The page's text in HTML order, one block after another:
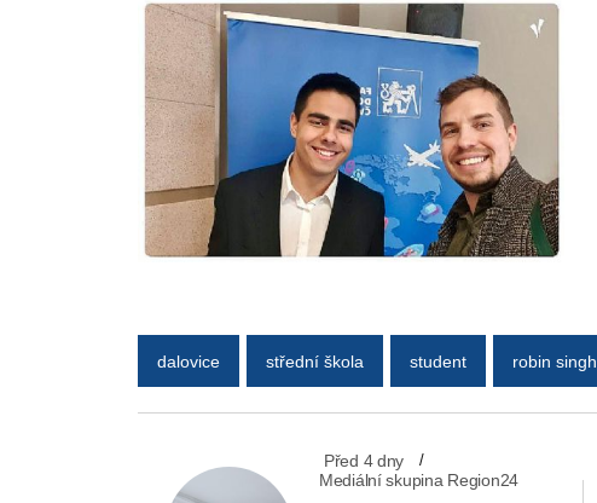
dalovice střední škola student robin singh
Před 4 dny
Mediální skupina Region24